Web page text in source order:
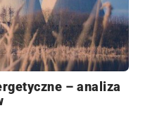
– analiza